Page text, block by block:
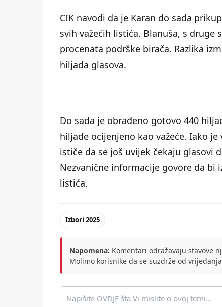
CIK navodi da je Karan do sada
svih važećih listića. Blanuša, s druge
procenata podrške birača. Razlika
hiljada glasova.
Do sada je obrađeno gotovo 440
hiljade ocijenjeno kao važeće. Iako
ističe da se još uvijek čekaju glasovi
Nezvanične informacije govore da
listića.
Izbori 2025
Napomena: Komentari odražavaju stavove
Molimo korisnike da se suzdrže od